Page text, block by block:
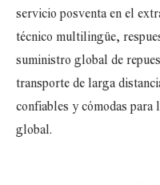
servicio posventa en el
técnico multilingüe,
suministro global de
transporte de larga
confiables y cómodas
global.